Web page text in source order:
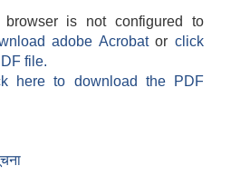
is not configured to
adobe Acrobatorclick
file.
here to download the PDF